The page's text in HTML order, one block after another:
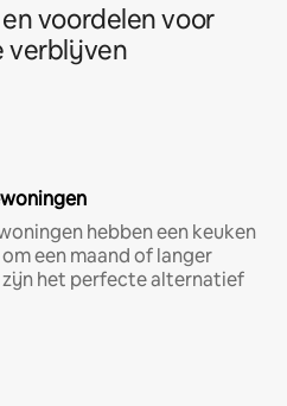
voordelen voor
verblijven
hebben een keuken
een maand of langer
het perfecte alternatief